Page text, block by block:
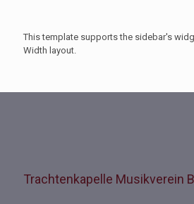
This template supports the sidebar's
Width layout.
Trachtenkapelle Musikverein